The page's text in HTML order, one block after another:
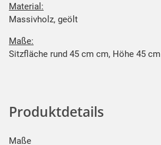
Material:
Massivholz, geölt
Maße:
Sitzfläche rund 45 cm cm, Höhe 45 cm
Produktdetails
Maße